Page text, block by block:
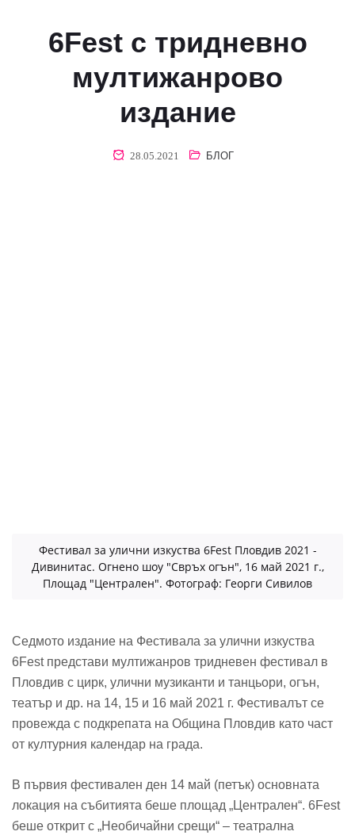
6Fest с тридневно
мултижанрово
издание
28.05.2021 БЛОГ
Фестивал за улични изкуства 6Fest Пловдив 2021 -
Дивинитас. Огнено шоу "Свръх огън", 16 май 2021 г.,
Площад "Централен". Фотограф: Георги Сивилов
Седмото издание на Фестивала за улични изкуства
6Fest представи мултижанров тридневен фестивал в
Пловдив с цирк, улични музиканти и танцьори, огън,
театър и др. на 14, 15 и 16 май 2021 г. Фестивалът се
провежда с подкрепата на Община Пловдив като част
от културния календар на града.
В първия фестивален ден 14 май (петък) основната
локация на събитията беше площад „Централен“. 6Fest
беше открит с „Необичайни срещи“ – театрална